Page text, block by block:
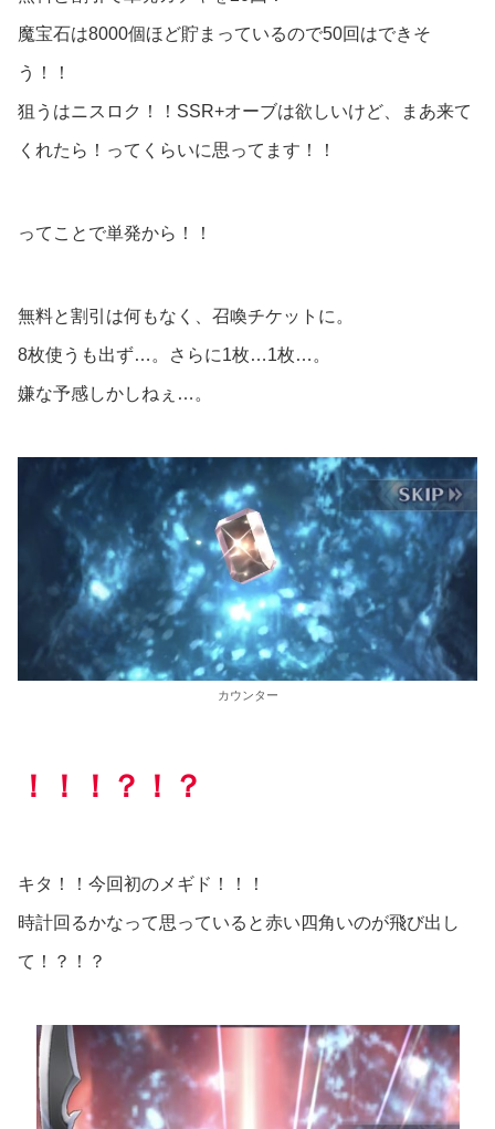
魔宝石は8000個ほど貯まっているので50回はできそ
う！！
狙うはニスロク！！SSR+オーブは欲しいけど、まあ来て
くれたら！ってくらいに思ってます！！
ってことで単発から！！
無料と割引は何もなく、召喚チケットに。
8枚使うも出ず…。さらに1枚…1枚…。
嫌な予感しかしねぇ…。
カウンター
！！！？！？
キタ！！今回初のメギド！！！
時計回るかなって思っていると赤い四角いのが飛び出し
て！？！？